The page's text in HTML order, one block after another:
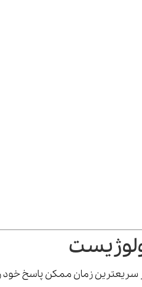
سریعترین زمان ممکن پاسخ خود